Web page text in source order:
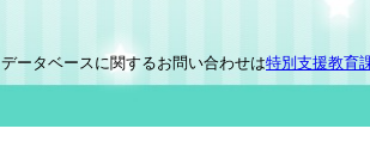
データベースに関するお問い合わせは特別支援教育